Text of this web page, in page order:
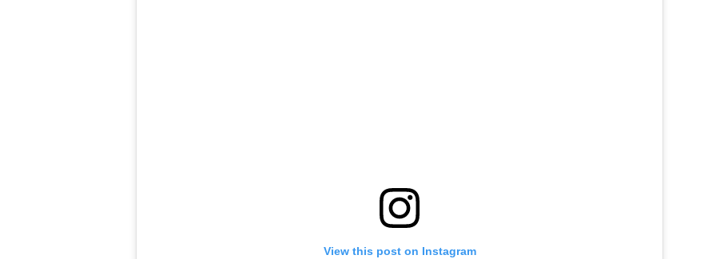
View this post on Instagram